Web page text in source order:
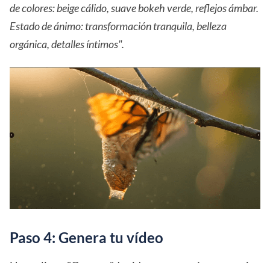
de colores: beige cálido, suave bokeh verde, reflejos ámbar.
Estado de ánimo: transformación tranquila, belleza
orgánica, detalles íntimos".
Paso 4: Genera tu vídeo